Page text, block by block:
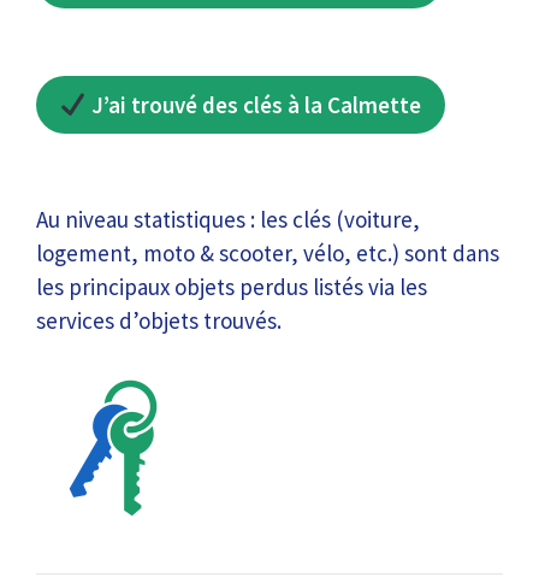
J’ai trouvé des clés à la Calmette
Au niveau statistiques : les clés (voiture,
logement, moto & scooter, vélo, etc.) sont dans
les principaux objets perdus listés via les
services d’objets trouvés.